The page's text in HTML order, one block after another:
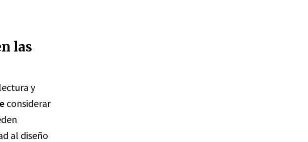
las
y
considerar
al diseño